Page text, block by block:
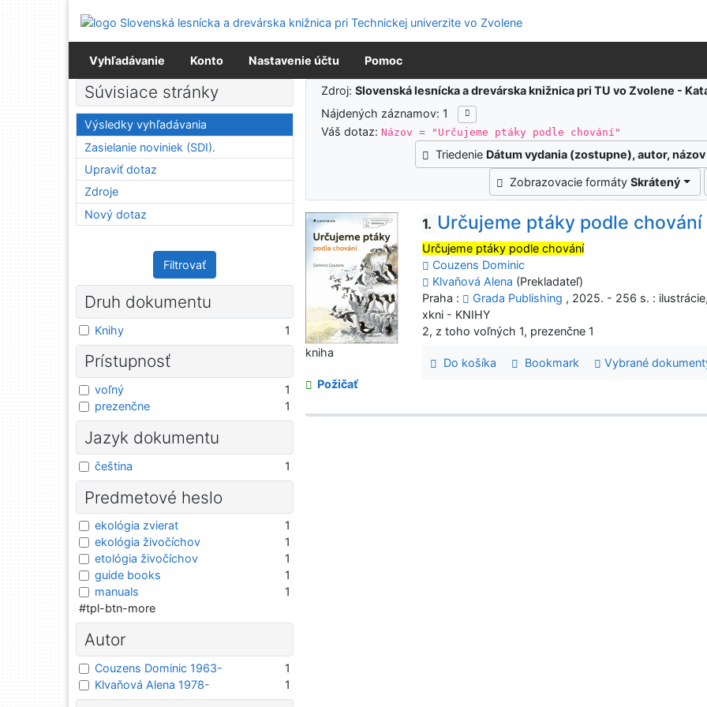
Prejsť na menu
Prehlásenie o webovej prístupnosti
Vyhľadávanie
Konto Nastavenie účtu Pomoc
Výsledky vyhľadávania
Zdroj:Slovenská lesnícka a drevárska knižnica pri TU vo Zvolene -
Nájdených záznamov: 1
Váš dotaz:Názov = "Určujeme ptáky podle chování"
Triedenie Dátum vydania (zostupne), autor, názov
Zobrazovacie formátySkrátený
1. Určujeme ptáky podle chování
Určujeme ptáky podle chování
Couzens Dominic
Klvaňová Alena (Prekladateľ)
Praha :
Grada Publishing , 2025. - 256 s. :
xkni - KNIHY
2, z toho voľných 1, prezenčne 1
Do košíka Bookmark Vybrané
kniha
Požičať
Súvisiace stránky
Výsledky vyhľadávania
Zasielanie noviniek (SDI).
Upraviť dotaz
Zdroje
Nový dotaz
Filtrovať
Druh dokumentu
Knihy 1
Prístupnosť
voľný
1
prezenčne
1
Jazyk dokumentu
čeština 1
Predmetové heslo
ekológia zvierat
1
ekológia živočíchov
1
etológia živočíchov
1
guide books
1
manuals
1
#tpl-btn-more
Autor
Couzens Dominic 1963-
1
Klvaňová Alena 1978-
1